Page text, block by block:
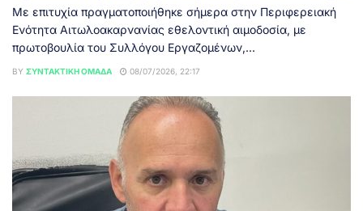
Με επιτυχία πραγματοποιήθηκε σήμερα στην Περιφερειακή
Ενότητα Αιτωλοακαρνανίας εθελοντική αιμοδοσία, με
πρωτοβουλία του Συλλόγου Εργαζομένων,...
BY ΣΥΝΤΑΚΤΙΚΉ ΟΜΆΔΑ 08/07/2026, 22:17